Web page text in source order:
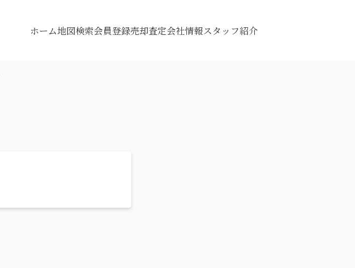
ホーム地図検索会員登録売却査定会社情報スタッフ紹介